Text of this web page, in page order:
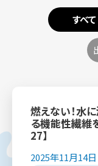
すべて
燃えない！水
る機能性繊維
27】
2025年11月14日